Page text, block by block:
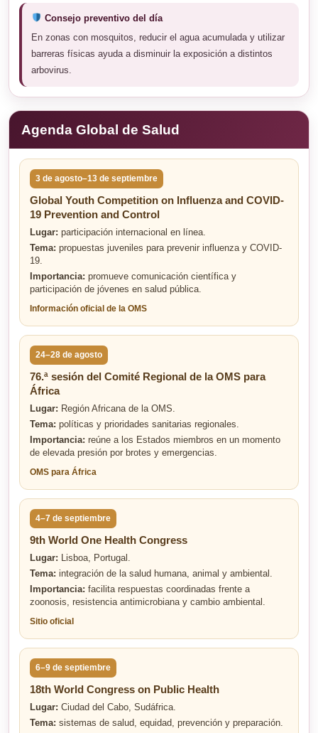
Consejo preventivo del día
En zonas con mosquitos, reducir el agua acumulada y utilizar
barreras físicas ayuda a disminuir la exposición a distintos
arbovirus.
Agenda Global de Salud
3 de agosto–13 de septiembre
Global Youth Competition on Influenza and COVID-
19 Prevention and Control
Lugar: participación internacional en línea.
Tema: propuestas juveniles para prevenir influenza y COVID-
19.
Importancia: promueve comunicación científica y
participación de jóvenes en salud pública.
Información oficial de la OMS
24–28 de agosto
76.ª sesión del Comité Regional de la OMS para
África
Lugar: Región Africana de la OMS.
Tema: políticas y prioridades sanitarias regionales.
Importancia: reúne a los Estados miembros en un momento
de elevada presión por brotes y emergencias.
OMS para África
4–7 de septiembre
9th World One Health Congress
Lugar: Lisboa, Portugal.
Tema: integración de la salud humana, animal y ambiental.
Importancia: facilita respuestas coordinadas frente a
zoonosis, resistencia antimicrobiana y cambio ambiental.
Sitio oficial
6–9 de septiembre
18th World Congress on Public Health
Lugar: Ciudad del Cabo, Sudáfrica.
Tema: sistemas de salud, equidad, prevención y preparación.